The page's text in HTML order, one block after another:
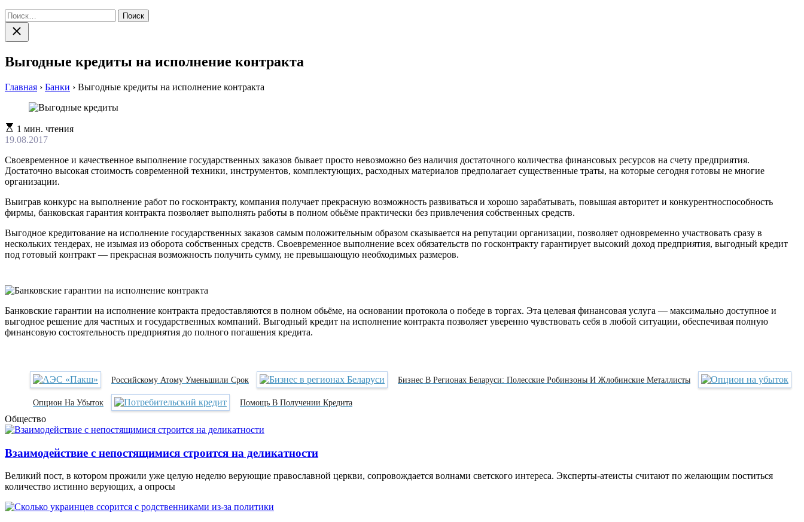
Найти:
Закрыть
поиск
Выгодные кредиты на исполнение контракта
Главная › Банки › Выгодные кредиты на исполнение контракта
Расчетное
время
1 мин. чтения
19.08.2017
Своевременное и качественное выполнение государственных заказов бывает просто невозможно без наличия достаточного количества финансовых ресурсов на счету предприятия.
Достаточно высокая стоимость современной техники, инструментов, комплектующих, расходных материалов предполагает существенные траты, на которые сегодня готовы не многие
организации.
Выиграв конкурс на выполнение работ по госконтракту, компания получает прекрасную возможность развиваться и хорошо зарабатывать, повышая авторитет и конкурентноспособность
фирмы, банковская гарантия контракта позволяет выполнять работы в полном обьёме практически без привлечения собственных средств.
Выгодное кредитование на исполнение государственных заказов самым положительным образом сказывается на репутации организации, позволяет одновременно участвовать сразу в
нескольких тендерах, не изымая из оборота собственных средств. Своевременное выполнение всех обязательств по госконтракту гарантирует высокий доход предприятия, выгодный кредит
под готовый контракт — прекрасная возможность получить сумму, не превышающую необходимых размеров.
Банковские гарантии на исполнение контракта предоставляются в полном обьёме, на основании протокола о победе в торгах. Эта целевая финансовая услуга — максимально доступное и
выгодное решение для частных и государственных компаний. Выгодный кредит на исполнение контракта позволяет уверенно чувствовать себя в любой ситуации, обеспечивая полную
финансовую состоятельность предприятия до полного погашения кредита.
Российскому Атому Уменьшили Срок Бизнес В Регионах Беларуси: Полесские Робинзоны И Жлобинские Металлисты
Опцион На Убыток Помощь В Получении Кредита
Общество
Взаимодействие с непостящимися строится на деликатности
Великий пост, в котором прожили уже целую неделю верующие православной церкви, сопровождается волнами светского интереса. Эксперты-атеисты считают по желающим поститься
количество истинно верующих, а опросы